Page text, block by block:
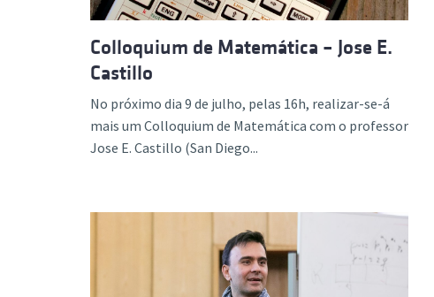
Colloquium de Matemática – Jose E.
Castillo
No próximo dia 9 de julho, pelas 16h, realizar-se-á
mais um Colloquium de Matemática com o professor
Jose E. Castillo (San Diego...